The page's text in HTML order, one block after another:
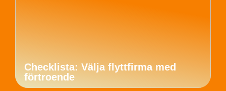
Checklista: Välja flyttfirma med
förtroende